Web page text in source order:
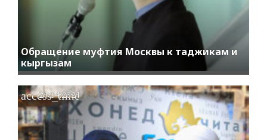
Обращение муфтия Москвы к таджикам и
кыргызам
access_time
21.04.2021